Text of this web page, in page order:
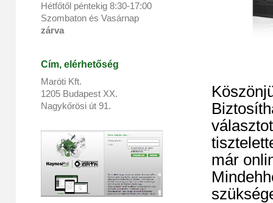
Hétfőtől péntekig 8:30-17:00
Szombaton és Vasárnap
zárva
Cím, elérhetőség
Maróti Kft.
1205 Budapest XX.
Nagykőrösi út 91.
már